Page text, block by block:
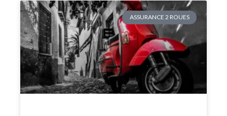
ASSURANCE 2 ROUES